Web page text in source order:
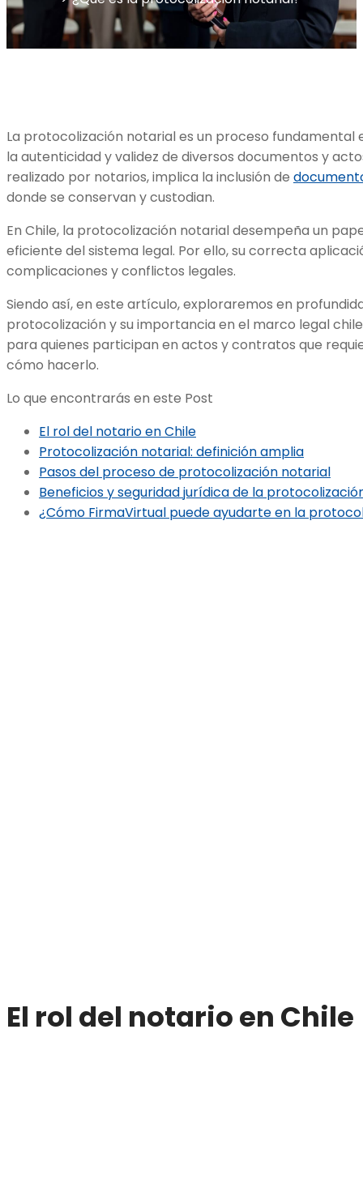
La protocolización notarial es un proceso fundamental
la autenticidad y validez de diversos documentos y
realizado por notarios, implica la inclusión de
donde se conservan y custodian.
En Chile, la protocolización notarial desempeña un
eficiente del sistema legal. Por ello, su correcta
complicaciones y conflictos legales.
Siendo así, en este artículo, exploraremos en
protocolización y su importancia en el marco legal
para quienes participan en actos y contratos que
cómo hacerlo.
Lo que encontrarás en este Post
El rol del notario en Chile
Protocolización notarial: definición amplia
Pasos del proceso de protocolización notarial
Beneficios y seguridad jurídica de la
¿Cómo FirmaVirtual puede ayudarte en la
El rol del notario en Chile